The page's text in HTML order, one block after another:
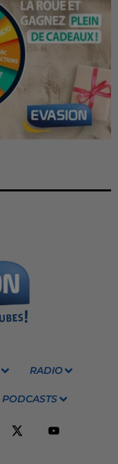
RADIO
PODCASTS